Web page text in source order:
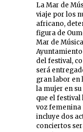
La Mar de
viaje por los
africano,
figura de
Mar de
del festival,
será
gran labor en
la mujer en
que el festival
voz femenina
incluye dos
conciertos